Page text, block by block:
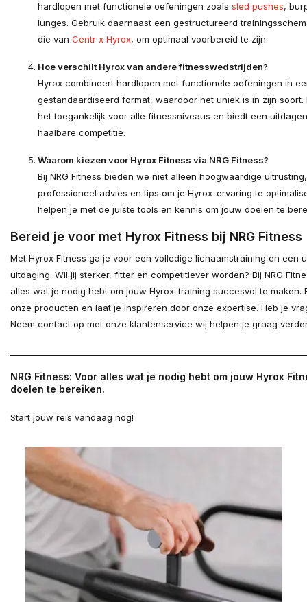
hardlopen met functionele oefeningen zoals sled pushes,
lunges. Gebruik daarnaast een gestructureerd
die van Centr x Hyrox, om optimaal voorbereid te zijn.
Hoe verschilt Hyrox van andere fitnesswedstrijden?
Hyrox combineert hardlopen met functionele oefeningen in
gestandaardiseerd format, waardoor het uniek is in zijn soort.
het toegankelijk voor alle fitnessniveaus en biedt een
haalbare competitie.
Waarom kiezen voor Hyrox Fitness via NRG Fitness?
Bij NRG Fitness bieden we niet alleen hoogwaardige
professioneel advies en tips om je Hyrox-ervaring te
helpen je met de juiste tools en kennis om jouw doelen te
Bereid je voor met Hyrox Fitness bij NRG Fitness
Met Hyrox Fitness ga je voor een volledige lichaamstraining en een
uitdaging. Wil jij sterker, fitter en competitiever worden? Bij NRG
alles wat je nodig hebt om jouw Hyrox-training succesvol te maken.
onze producten en laat je inspireren door onze expertise. Heb je
Neem contact op met onze klantenservice wij helpen je graag
NRG Fitness: Voor alles wat je nodig hebt om jouw Hyrox
doelen te bereiken.
Start jouw reis vandaag nog!